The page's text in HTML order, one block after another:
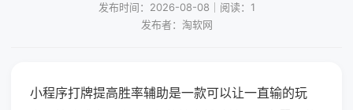
发布时间：2026-08-08｜阅读：1
发布者：淘软网
小程序打牌提高胜率辅助是一款可以让一直输的玩